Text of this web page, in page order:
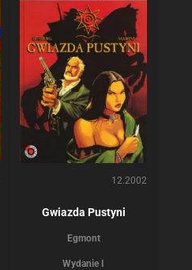
12.2002
Gwiazda Pustyni
Egmont
Wydanie I